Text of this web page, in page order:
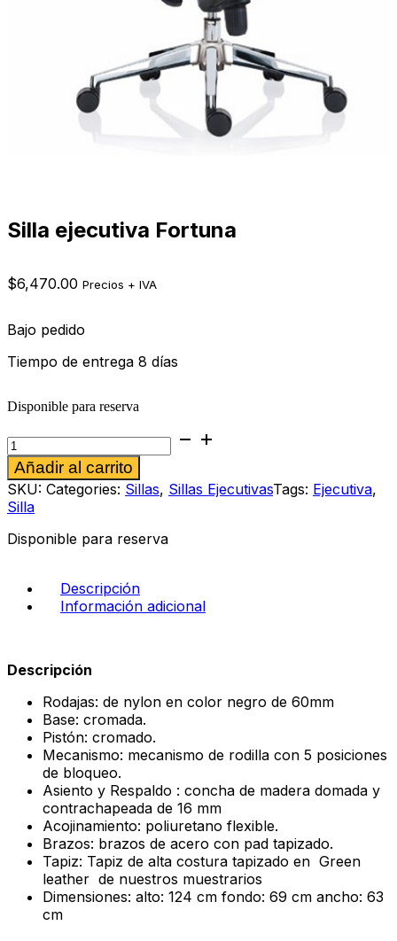
Silla ejecutiva Fortuna
$6,470.00 Precios + IVA
Bajo pedido
Tiempo de entrega 8 días
Disponible para reserva
Silla
ejecutiva
Fortuna
cantidad
Añadir al carrito
SKU: Categories: Sillas, Sillas EjecutivasTags: Ejecutiva,
Silla
Disponible para reserva
Descripción
Información adicional
Descripción
Rodajas: de nylon en color negro de 60mm
Base: cromada.
Pistón: cromado.
Mecanismo: mecanismo de rodilla con 5 posiciones
de bloqueo.
Asiento y Respaldo : concha de madera domada y
contrachapeada de 16 mm
Acojinamiento: poliuretano flexible.
Brazos: brazos de acero con pad tapizado.
Tapiz: Tapiz de alta costura tapizado en Green
leather de nuestros muestrarios
Dimensiones: alto: 124 cm fondo: 69 cm ancho: 63
cm